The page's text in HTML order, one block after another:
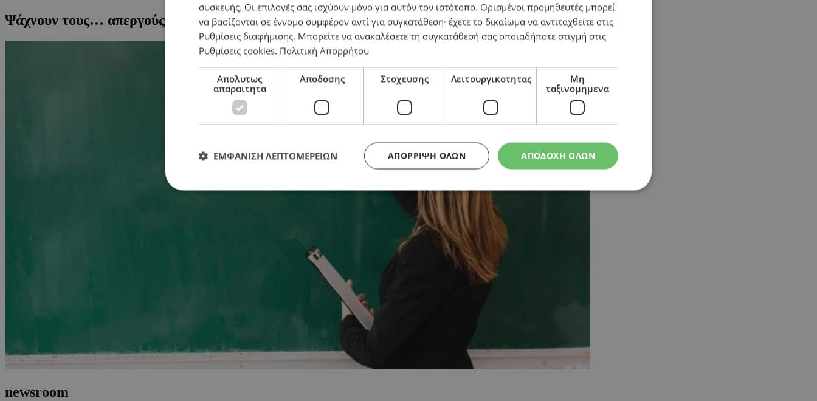
Ψάχνουν τους… απεργούς
newsroom
συσκευής. Οι επιλογές σας ισχύουν μόνο για αυτόν τον ιστότοπο. Ορισμένοι προμηθευτές μπορεί
να βασίζονται σε έννομο συμφέρον αντί για συγκατάθεση· έχετε το δικαίωμα να αντιταχθείτε στις
Ρυθμίσεις διαφήμισης. Μπορείτε να ανακαλέσετε τη συγκατάθεσή σας οποιαδήποτε στιγμή στις
Ρυθμίσεις cookies. Πολιτική Απορρήτου
Απολυτως
απαραιτητα
Αποδοσης Στοχευσης Λειτουργικοτητας
Μη
ταξινομημενα
ΑΠΟΔΟΧΗ ΟΛΩΝ
ΑΠΌΡΡΙΨΗ ΌΛΩΝ
ΕΜΦΑΝΙΣΗ ΛΕΠΤΟΜΕΡΕΙΩΝ